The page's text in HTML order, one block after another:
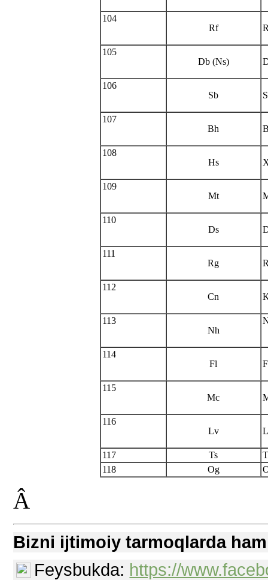
104
Rf
105
Db (Ns)
106
Sb
107
Bh
108
Hs
109
Mt
110
Ds
111
Rg
112
Cn
113
Nh
114
Fl
115
Mc
116
Lv
117 Ts
118
Og
Â
Bizni ijtimoiy tarmoqlarda
Feysbukda: https://